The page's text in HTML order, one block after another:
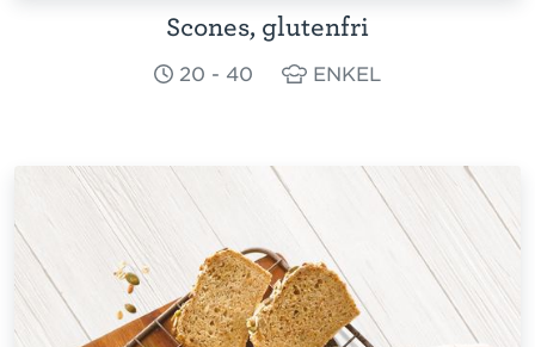
Scones, glutenfri
20 - 40 ENKEL